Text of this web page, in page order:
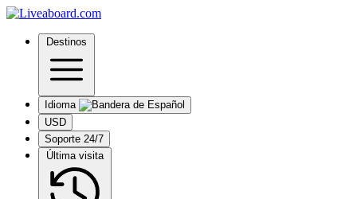
Destinos
Idioma
USD
Soporte 24/7
Última visita